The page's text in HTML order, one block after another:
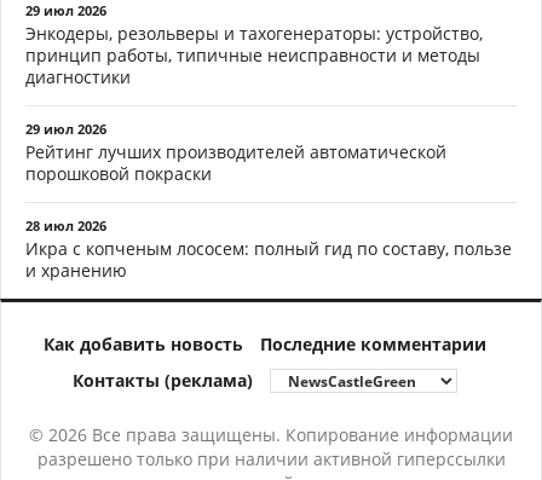
29 июл 2026
Энкодеры, резольверы и тахогенераторы: устройство,
принцип работы, типичные неисправности и методы
диагностики
29 июл 2026
Рейтинг лучших производителей автоматической
порошковой покраски
28 июл 2026
Икра с копченым лососем: полный гид по составу, пользе
и хранению
Как добавить новость
Последние комментарии
Контакты (реклама)
© 2026 Все права защищены. Копирование информации
разрешено только при наличии активной гиперссылки